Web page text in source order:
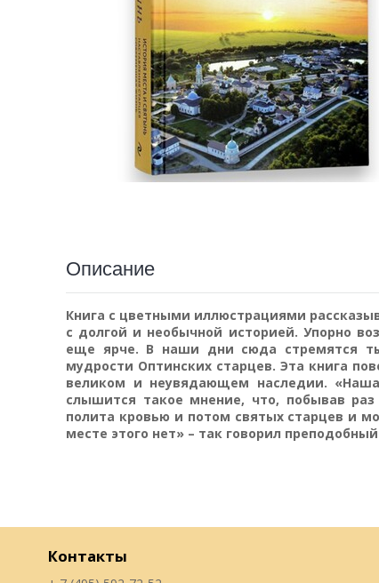
Описание
Книга с цветными иллюстрациями
с долгой и необычной историей. Упорно
еще ярче. В наши дни сюда стремятся
мудрости Оптинских старцев. Эта книга
великом и неувядающем наследии.
слышится такое мнение, что, побывав
полита кровью и потом святых старцев и
месте этого нет» – так говорил
Контакты